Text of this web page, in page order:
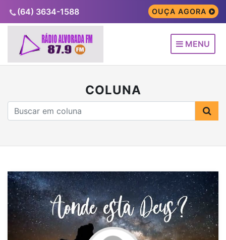
(64) 3634-1588 OUÇA AGORA
MENU
COLUNA